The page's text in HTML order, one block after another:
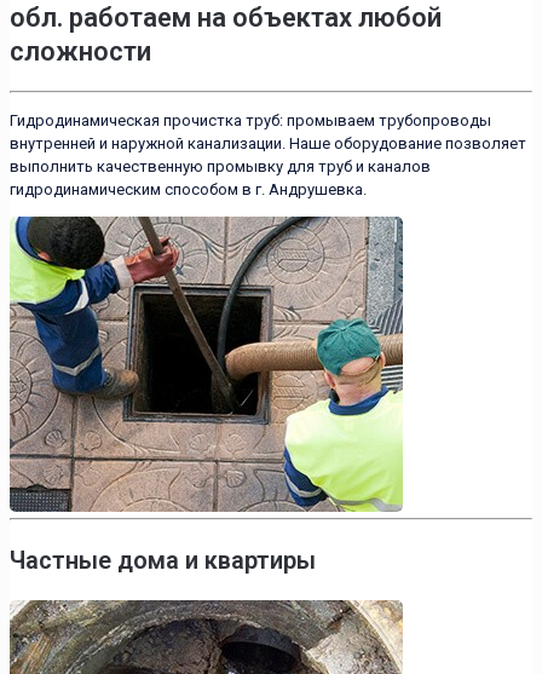
обл. работаем на объектах любой
сложности
Гидродинамическая прочистка труб: промываем трубопроводы
внутренней и наружной канализации. Наше оборудование позволяет
выполнить качественную промывку для труб и каналов
гидродинамическим способом в г. Андрушевка.
Частные дома и квартиры